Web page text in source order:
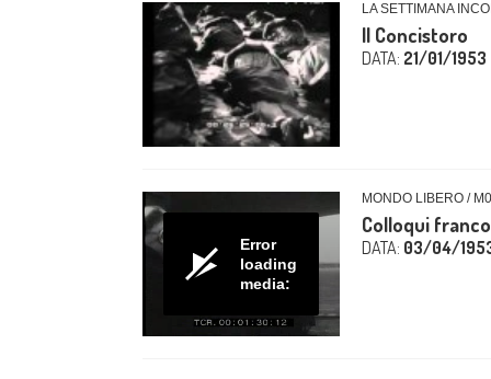
LA SETTIMANA
Il Concistoro
DATA: 21/01/1953
Error
loading
media:
MONDO LIBERO /
Colloqui
DATA: 03/04/